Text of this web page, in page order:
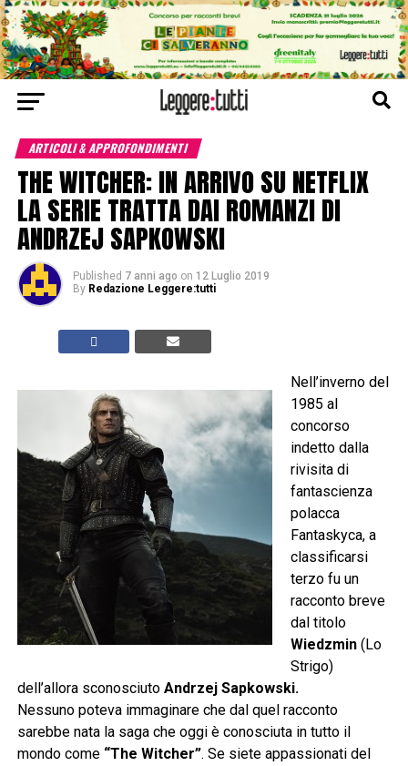
ARTICOLI & APPROFONDIMENTI
THE WITCHER: IN ARRIVO SU NETFLIX
LA SERIE TRATTA DAI ROMANZI DI
ANDRZEJ SAPKOWSKI
Published 7 anni ago on 12 Luglio 2019
By Redazione Leggere:tutti
Nell’inverno del
1985 al
concorso
indetto dalla
rivisita di
fantascienza
polacca
Fantaskyca, a
classificarsi
terzo fu un
racconto breve
dal titolo
Wiedzmin(Lo
Strigo)
dell’allora sconosciuto Andrzej Sapkowski.
Nessuno poteva immaginare che dal quel racconto
sarebbe nata la saga che oggi è conosciuta in tutto il
mondo come “The Witcher”. Se siete appassionati del